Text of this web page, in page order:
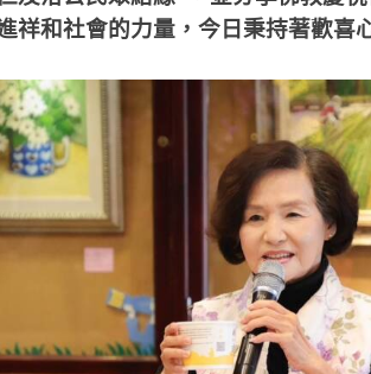
祥和社會的力量，今日秉持著歡喜